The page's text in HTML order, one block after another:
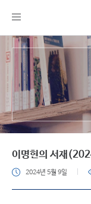
이명현의 서재
2024년 5월 9일